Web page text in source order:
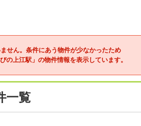
せん。条件にあう物件が少なかったため
の上江駅」の物件情報を表示しています。
一覧